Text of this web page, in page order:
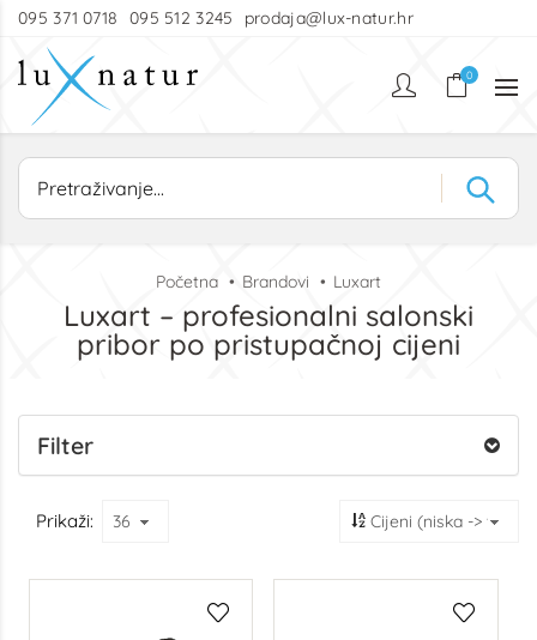
095 371 0718 095 512 3245 prodaja@lux-natur.hr
0
Početna Brandovi Luxart
Luxart – profesionalni salonski
pribor po pristupačnoj cijeni
Filter
Prikaži: